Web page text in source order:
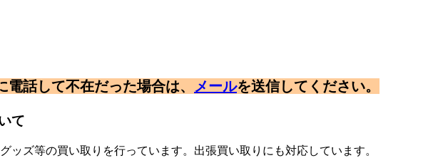
電話して不在だった場合は、 メールを送信してください。
て
ッズ等の買い取りを行っています。出張買い取りにも対応しています。